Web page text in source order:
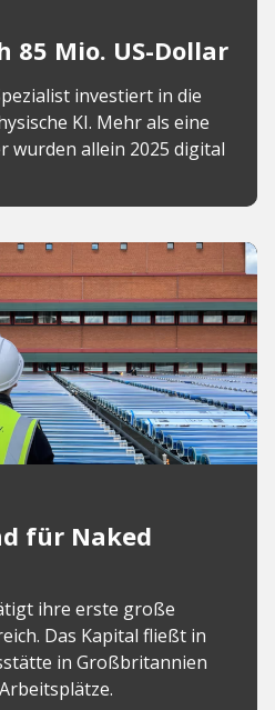
85 Mio. US-Dollar
investiert in die
KI. Mehr als eine
wurden allein 2025 digital
für Naked
ihre erste große
Das Kapital fließt in
in Großbritannien